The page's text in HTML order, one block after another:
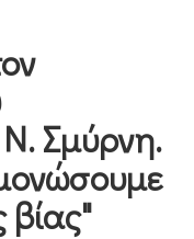
Σμύρνη.
βίας"